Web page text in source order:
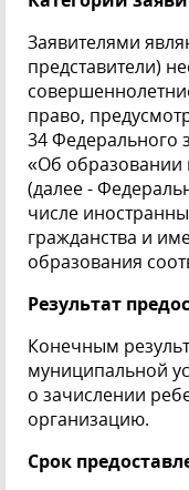
Заявителями
представители)
право,
34 Федерального
«Об образовании
(далее -
числе
гражданства и
образования
Результат
Конечным
муниципальной
о зачислении
организацию.
Срок